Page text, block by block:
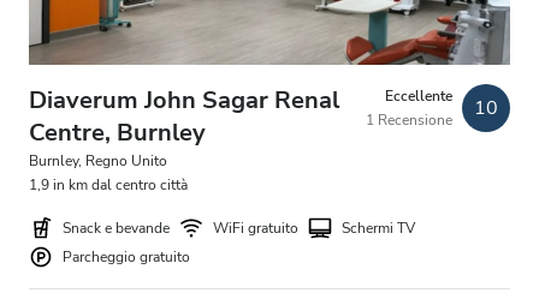
Diaverum John Sagar Renal
Centre, Burnley
Burnley, Regno Unito
1,9 in km dal centro città
Eccellente
1 Recensione
10
Snack e bevande WiFi gratuito
Schermi TV
Parcheggio gratuito